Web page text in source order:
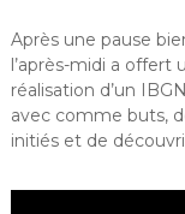
Après une pause
l’après-midi a offert
réalisation d’un
avec comme buts,
initiés et de